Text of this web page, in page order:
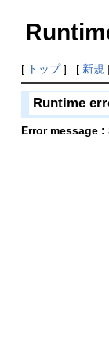
[ トップ] [ 新規 |
Runtime
Error message